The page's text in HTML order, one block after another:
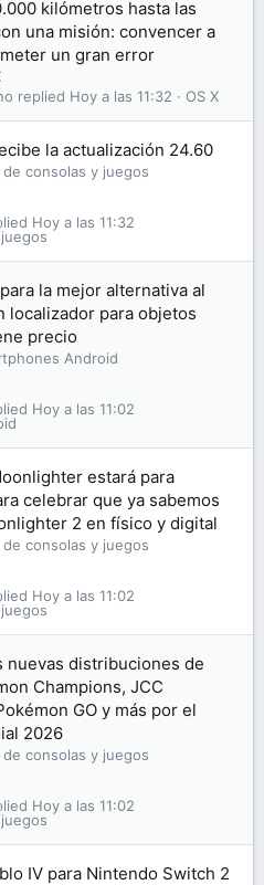
kilómetros hasta las
una misión: convencer a
un gran error
OS X
Hoy a las 11:32
la actualización 24.60
de consolas y juegos
Hoy a las 11:32
la mejor alternativa al
localizador para objetos
precio
Android
Hoy a las 11:02
estará para
celebrar que ya sabemos
2 en físico y digital
de consolas y juegos
Hoy a las 11:02
nuevas distribuciones de
Champions, JCC
GO y más por el
2026
de consolas y juegos
Hoy a las 11:02
IV para Nintendo Switch 2